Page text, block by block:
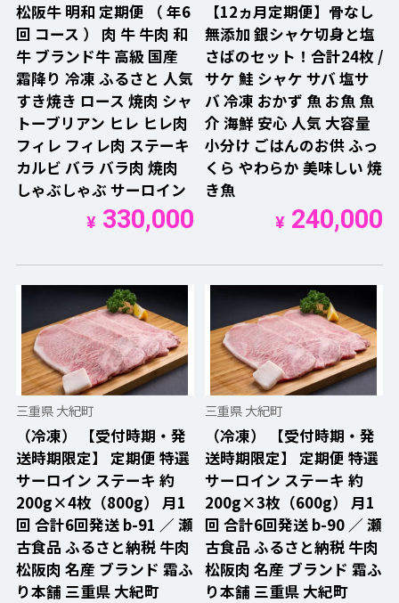
松阪牛 明和 定期便 （ 年6
回 コース ） 肉 牛 牛肉 和
牛 ブランド牛 高級 国産
霜降り 冷凍 ふるさと 人気
すき焼き ロース 焼肉 シャ
トーブリアン ヒレ ヒレ肉
フィレ フィレ肉 ステーキ
カルビ バラ バラ肉 焼肉
しゃぶしゃぶ サーロイン
¥330,000
【12ヵ月定期便】骨なし
無添加 銀シャケ切身と塩
さばのセット！合計24枚 /
サケ 鮭 シャケ サバ 塩サ
バ 冷凍 おかず 魚 お魚 魚
介 海鮮 安心 人気 大容量
小分け ごはんのお供 ふっ
くら やわらか 美味しい 焼
き魚
¥240,000
三重県 大紀町
（冷凍） 【受付時期・発
送時期限定】 定期便 特選
サーロイン ステーキ 約
200g×4枚（800g） 月1
回 合計6回発送 b-91 ／ 瀬
古食品 ふるさと納税 牛肉
松阪肉 名産 ブランド 霜ふ
り本舗 三重県 大紀町
三重県 大紀町
（冷凍） 【受付時期・発
送時期限定】 定期便 特選
サーロイン ステーキ 約
200g×3枚（600g） 月1
回 合計6回発送 b-90 ／ 瀬
古食品 ふるさと納税 牛肉
松阪肉 名産 ブランド 霜ふ
り本舗 三重県 大紀町